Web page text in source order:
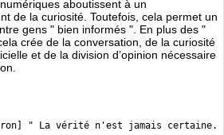
aboutissent à un
de la curiosité. Toutefois, cela permet un
gens " bien informés ". En plus des "
crée de la conversation, de la curiosité
et de la division d’opinion nécessaire
" La vérité n'est jamais certaine.